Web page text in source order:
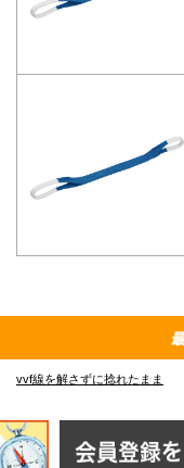
vvf線を解さずに捻れたまま